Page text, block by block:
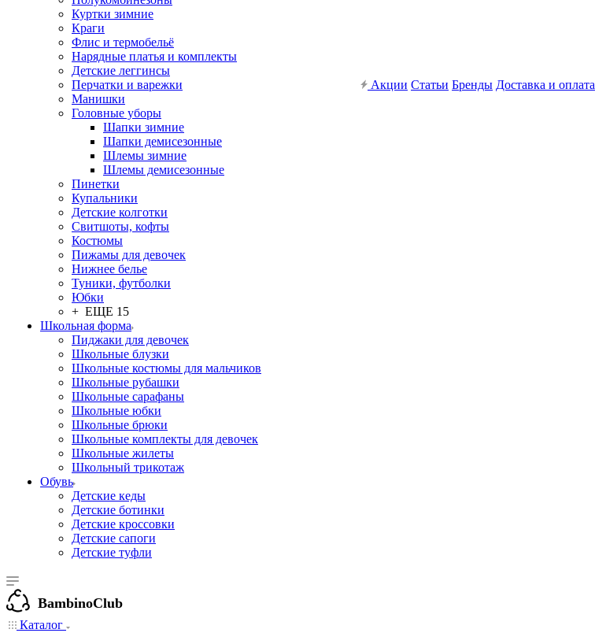
Куртки зимние
Краги
Флис и термобельё
Нарядные платья и комплекты
Детские леггинсы
Перчатки и варежки
Манишки
Головные уборы
Шапки зимние
Шапки демисезонные
Шлемы зимние
Шлемы демисезонные
Пинетки
Купальники
Детские колготки
Свитшоты, кофты
Костюмы
Пижамы для девочек
Нижнее белье
Туники, футболки
Юбки
+ ЕЩЕ 15
Школьная форма
Пиджаки для девочек
Школьные блузки
Школьные костюмы для мальчиков
Школьные рубашки
Школьные сарафаны
Школьные юбки
Школьные брюки
Школьные комплекты для девочек
Школьные жилеты
Школьный трикотаж
Обувь
Детские кеды
Детские ботинки
Детские кроссовки
Детские сапоги
Детские туфли
Акции Статьи Бренды Доставка и оплата
BambinoClub
Каталог